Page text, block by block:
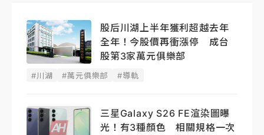
股后川湖上半年獲利超越去年
全年！今股價再衝漲停 成台
股第3家萬元俱樂部
#川湖 #萬元俱樂部 #導軌
三星Galaxy S26 FE渲染圖曝
光！有3種顏色 相關規格一次